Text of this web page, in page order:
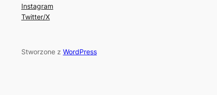
Instagram
Twitter/X
Stworzone z WordPress